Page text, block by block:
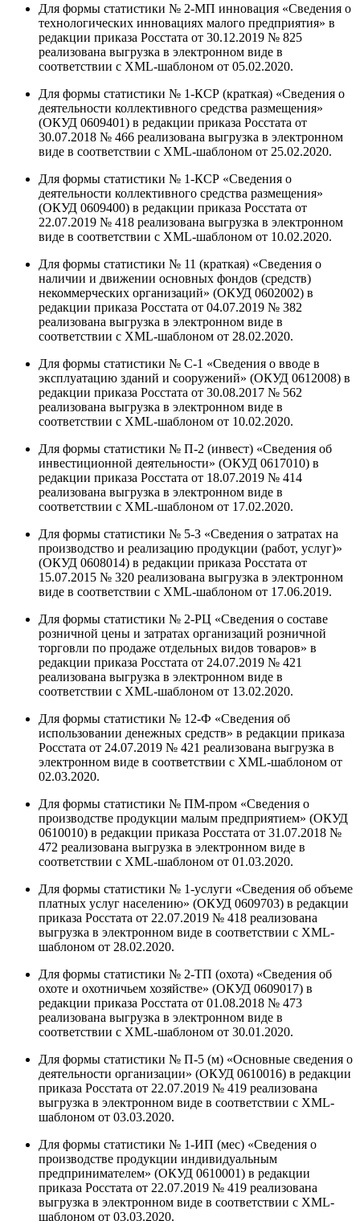
Для формы статистики № 2-МП инновация «Сведения о
технологических инновациях малого предприятия» в
редакции приказа Росстата от 30.12.2019 № 825
реализована выгрузка в электронном виде в
соответствии с XML-шаблоном от 05.02.2020.
Для формы статистики № 1-КСР (краткая) «Сведения о
деятельности коллективного средства размещения»
(ОКУД 0609401) в редакции приказа Росстата от
30.07.2018 № 466 реализована выгрузка в электронном
виде в соответствии с XML-шаблоном от 25.02.2020.
Для формы статистики № 1-КСР «Сведения о
деятельности коллективного средства размещения»
(ОКУД 0609400) в редакции приказа Росстата от
22.07.2019 № 418 реализована выгрузка в электронном
виде в соответствии с XML-шаблоном от 10.02.2020.
Для формы статистики № 11 (краткая) «Сведения о
наличии и движении основных фондов (средств)
некоммерческих организаций» (ОКУД 0602002) в
редакции приказа Росстата от 04.07.2019 № 382
реализована выгрузка в электронном виде в
соответствии с XML-шаблоном от 28.02.2020.
Для формы статистики № С-1 «Сведения о вводе в
эксплуатацию зданий и сооружений» (ОКУД 0612008) в
редакции приказа Росстата от 30.08.2017 № 562
реализована выгрузка в электронном виде в
соответствии с XML-шаблоном от 10.02.2020.
Для формы статистики № П-2 (инвест) «Сведения об
инвестиционной деятельности» (ОКУД 0617010) в
редакции приказа Росстата от 18.07.2019 № 414
реализована выгрузка в электронном виде в
соответствии с XML-шаблоном от 17.02.2020.
Для формы статистики № 5-З «Сведения о затратах на
производство и реализацию продукции (работ, услуг)»
(ОКУД 0608014) в редакции приказа Росстата от
15.07.2015 № 320 реализована выгрузка в электронном
виде в соответствии с XML-шаблоном от 17.06.2019.
Для формы статистики № 2-РЦ «Сведения о составе
розничной цены и затратах организаций розничной
торговли по продаже отдельных видов товаров» в
редакции приказа Росстата от 24.07.2019 № 421
реализована выгрузка в электронном виде в
соответствии с XML-шаблоном от 13.02.2020.
Для формы статистики № 12-Ф «Сведения об
использовании денежных средств» в редакции приказа
Росстата от 24.07.2019 № 421 реализована выгрузка в
электронном виде в соответствии с XML-шаблоном от
02.03.2020.
Для формы статистики № ПМ-пром «Сведения о
производстве продукции малым предприятием» (ОКУД
0610010) в редакции приказа Росстата от 31.07.2018 №
472 реализована выгрузка в электронном виде в
соответствии с XML-шаблоном от 01.03.2020.
Для формы статистики № 1-услуги «Сведения об объеме
платных услуг населению» (ОКУД 0609703) в редакции
приказа Росстата от 22.07.2019 № 418 реализована
выгрузка в электронном виде в соответствии с XML-
шаблоном от 28.02.2020.
Для формы статистики № 2-ТП (охота) «Сведения об
охоте и охотничьем хозяйстве» (ОКУД 0609017) в
редакции приказа Росстата от 01.08.2018 № 473
реализована выгрузка в электронном виде в
соответствии с XML-шаблоном от 30.01.2020.
Для формы статистики № П-5 (м) «Основные сведения о
деятельности организации» (ОКУД 0610016) в редакции
приказа Росстата от 22.07.2019 № 419 реализована
выгрузка в электронном виде в соответствии с XML-
шаблоном от 03.03.2020.
Для формы статистики № 1-ИП (мес) «Сведения о
производстве продукции индивидуальным
предпринимателем» (ОКУД 0610001) в редакции
приказа Росстата от 22.07.2019 № 419 реализована
выгрузка в электронном виде в соответствии с XML-
шаблоном от 03.03.2020.